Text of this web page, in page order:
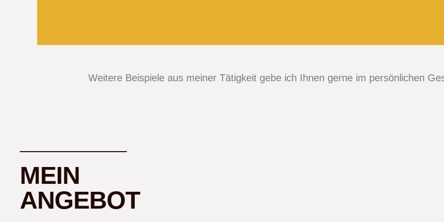
ERFOLGRIECHE ZUSAMMENARBEIT DURCH
Weitere Beispiele aus meiner Tätigkeit gebe ich Ihnen gerne im persönlichen
MEIN
ANGEBOT